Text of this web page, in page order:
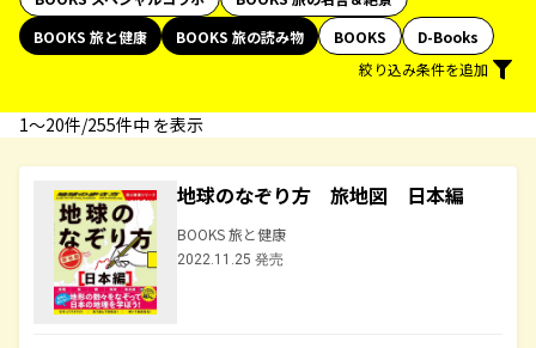
BOOKS 旅と健康
BOOKS 旅の読み物 BOOKS
D-Books
絞り込み条件を追加
1〜20件/255件中 を表示
地球のなぞり方 旅地図 日本編
BOOKS 旅と健康
2022.11.25 発売